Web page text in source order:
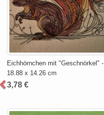
Eichhörnchen mit "Geschnörkel" -
18.88 x 14.26 cm
3,78 €